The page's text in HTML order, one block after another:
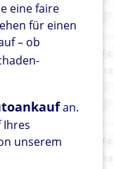
eine faire
für einen
– ob
an.
Ihres
unserem